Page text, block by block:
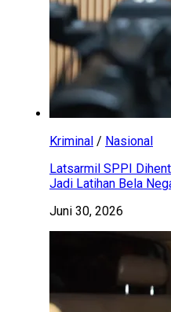
Kriminal / Nasional
Latsarmil SPPI
Jadi Latihan Bela
Juni 30, 2026